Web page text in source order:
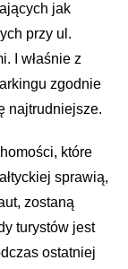
jak
przy ul.
I właśnie z
zgodnie
najtrudniejsze.
które
sprawią,
zostaną
turystów jest
ostatniej